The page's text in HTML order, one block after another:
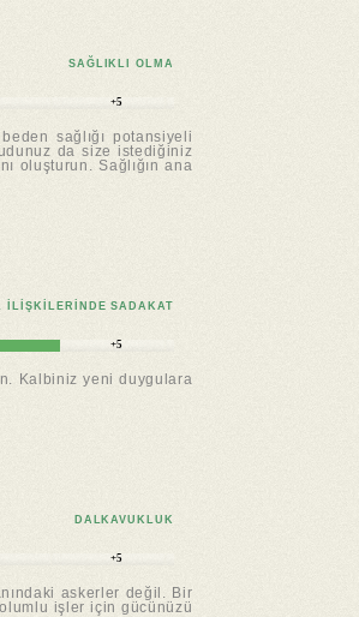
SAĞLIKLI OLMA
+5
sağlığı potansiyeli
da size istediğiniz
oluşturun. Sağlığın ana
ILIŞKILERINDE SADAKAT
+5
Kalbiniz yeni duygulara
DALKAVUKLUK
+5
askerler değil. Bir
işler için gücünüzü